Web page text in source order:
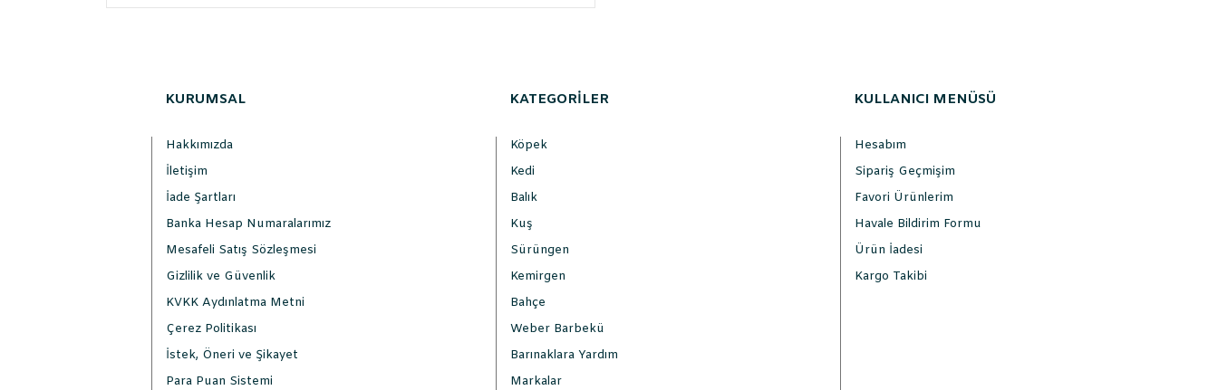
KURUMSAL
Hakkımızda
İletişim
İade Şartları
Banka Hesap Numaralarımız
Mesafeli Satış Sözleşmesi
Gizlilik ve Güvenlik
KVKK Aydınlatma Metni
Çerez Politikası
İstek, Öneri ve Şikayet
Para Puan Sistemi
KATEGORİLER
Köpek
Kedi
Balık
Kuş
Sürüngen
Kemirgen
Bahçe
Weber Barbekü
Barınaklara Yardım
Markalar
KULLANICI MENÜSÜ
Hesabım
Sipariş Geçmişim
Favori Ürünlerim
Havale Bildirim Formu
Ürün İadesi
Kargo Takibi